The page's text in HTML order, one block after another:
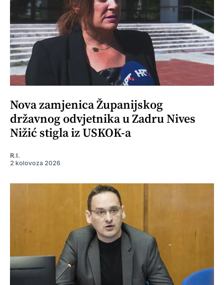
Nova zamjenica Županijskog
državnog odvjetnika u Zadru Nives
Nižić stigla iz USKOK-a
R.I.
2 kolovoza 2026